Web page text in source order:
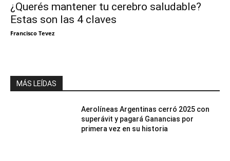
¿Querés mantener tu cerebro saludable?
Estas son las 4 claves
Francisco Tevez
MÁS LEÍDAS
Aerolíneas Argentinas cerró 2025 con
superávit y pagará Ganancias por
primera vez en su historia